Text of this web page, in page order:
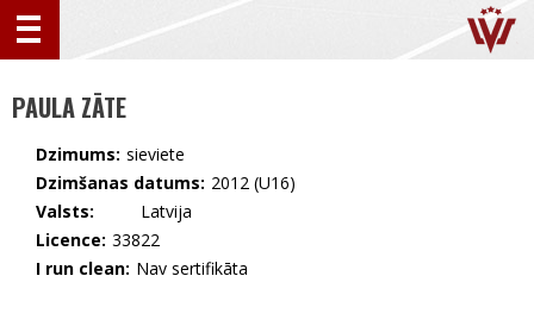
PAULA ZĀTE
Dzimums: sieviete
Dzimšanas datums: 2012 (U16)
Valsts:
🇱🇻 Latvija
Licence: 33822
I run clean: Nav sertifikāta